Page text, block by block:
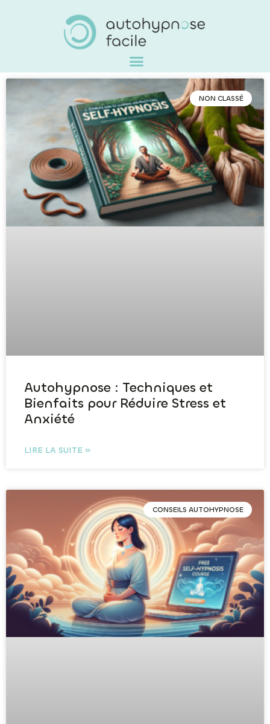
NON CLASSÉ
Autohypnose : Techniques et
Bienfaits pour Réduire Stress et
Anxiété
LIRE LA SUITE »
CONSEILS AUTOHYPNOSE